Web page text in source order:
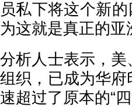
员私下将这个新
为这就是真正的亚
分析人士表示，
组织，已成为华
速超过了原本的“